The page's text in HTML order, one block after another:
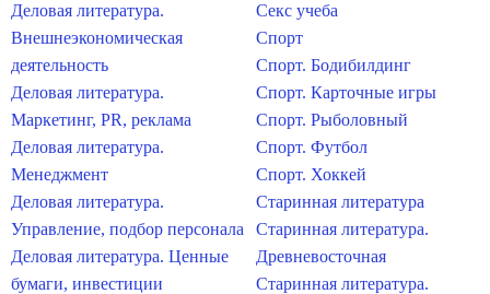
Деловая литература.
Внешнеэкономическая
деятельность
Деловая литература.
Маркетинг, PR, реклама
Деловая литература.
Менеджмент
Деловая литература.
Управление, подбор персонала
Деловая литература. Ценные
бумаги, инвестиции
Секс учеба
Спорт
Спорт. Бодибилдинг
Спорт. Карточные игры
Спорт. Рыболовный
Спорт. Футбол
Спорт. Хоккей
Старинная литература
Старинная литература.
Древневосточная
Старинная литература.